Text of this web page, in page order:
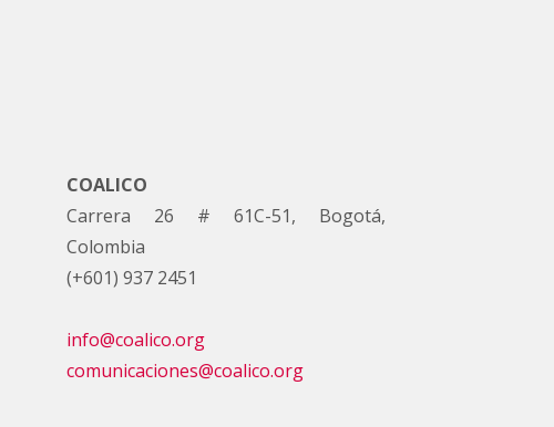
COALICO
Carrera 26 # 61C-51, Bogotá,
Colombia
(+601) 937 2451
info@coalico.org
comunicaciones@coalico.org